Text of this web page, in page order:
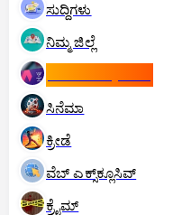
ಸುದ್ದಿಗಳು
ನಿಮ್ಮ ಜಿಲ್ಲೆ
ಸಿನೆಮಾ
ಕ್ರೀಡೆ
ವೆಬ್ ಎಕ್ಸ್‌ಕ್ಲೂಸಿವ್
ಕ್ರೈಮ್